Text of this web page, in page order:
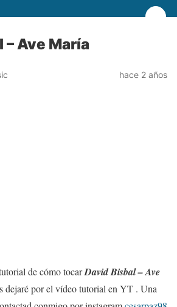
– Ave María
hace 2 años
de cómo tocarDavid Bisbal – Ave
dejaré por el vídeo tutorial en YT . Una